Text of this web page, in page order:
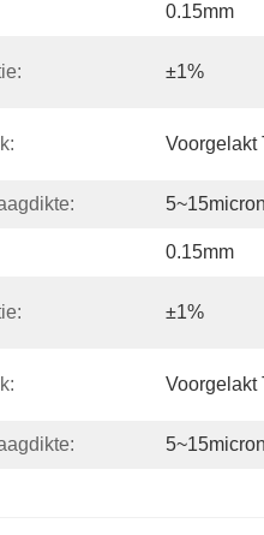
0.15mm
±1%
Voorgelakt
5~15micron
0.15mm
±1%
Voorgelakt
5~15micron